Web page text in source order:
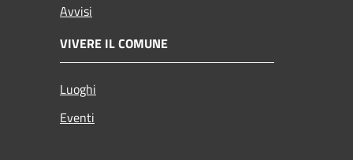
Avvisi
VIVERE IL COMUNE
Luoghi
Eventi